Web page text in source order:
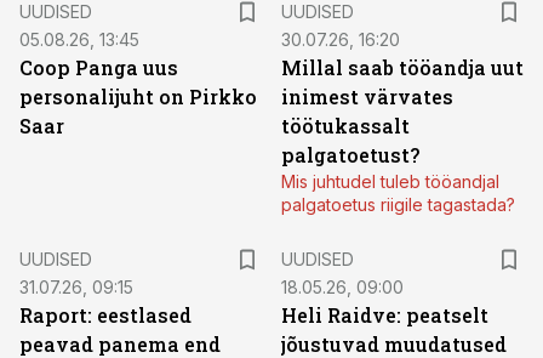
UUDISED
05.08.26, 13:45
Coop Panga uus
personalijuht on Pirkko
Saar
UUDISED
30.07.26, 16:20
Millal saab tööandja uut
inimest värvates
töötukassalt
palgatoetust?
Mis juhtudel tuleb tööandjal
palgatoetus riigile tagastada?
UUDISED
31.07.26, 09:15
Raport: eestlased
peavad panema end
UUDISED
18.05.26, 09:00
Heli Raidve: peatselt
jõustuvad muudatused